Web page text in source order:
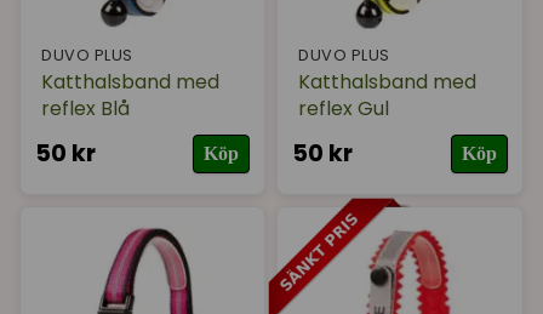
DUVO PLUS
Katthalsband med
reflex Blå
50 kr Köp
DUVO PLUS
Katthalsband med
reflex Gul
50 kr Köp